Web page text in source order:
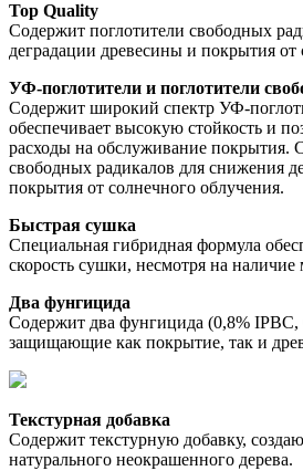
Top Quality
Содержит поглотители свободных
деградации древесины и покрытия от
УФ-поглотители и поглотители
Содержит широкий спектр УФ-
обеспечивает высокую стойкость и
расходы на обслуживание покрытия.
свободных радикалов для снижения
покрытия от солнечного облучения.
Быстрая сушка
Специальная гибридная формула
скорость сушки, несмотря на наличие
Два фунгицида
Содержит два фунгицида (0,8% IPBC,
защищающие как покрытие, так и
Текстурная добавка
Содержит текстурную добавку,
натурального неокрашенного дерева.